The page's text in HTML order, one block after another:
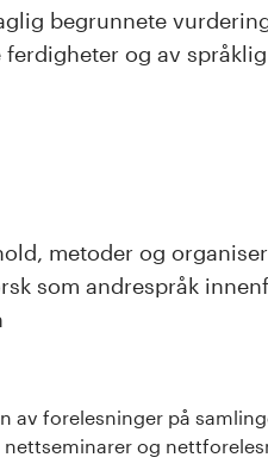
begrunnete
og av
metoder og
som andrespråk
av forelesninger på
og